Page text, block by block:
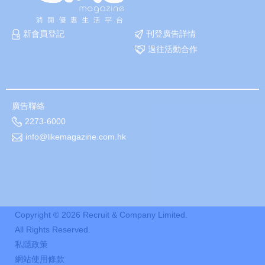
新會員登記
刊登廣告詳情
過往活動合作
廣告聯絡
2273-6000
info@likemagazine.com.hk
Copyright © 2026 Recruit & Company Limited.
All Rights Reserved.
私隱政策
網站使用條款